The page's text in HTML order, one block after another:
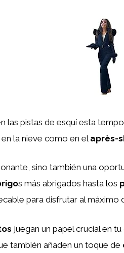
las pistas de esquí esta
la nieve como en elaprès-
sino también una
s más abrigados hasta los
para disfrutar al máximo
juegan un papel crucial en
también añaden un toque de